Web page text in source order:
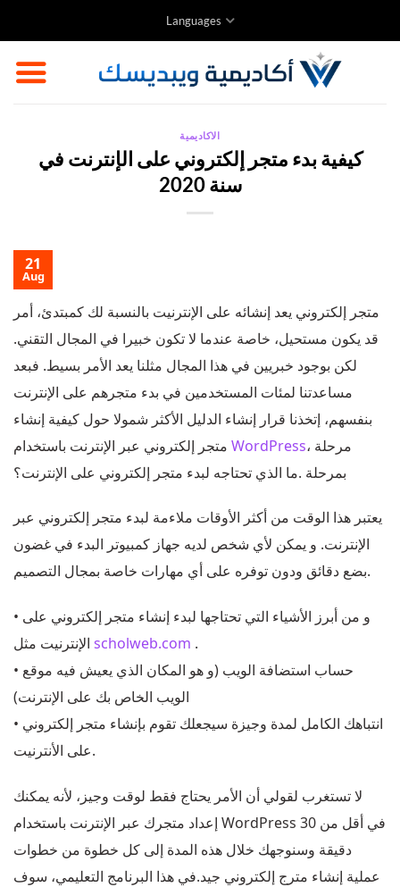
to
content
Languages
الاكاديمية
كيفية بدء متجر إلكتروني على الإنترنت في
سنة 2020
21
Aug
متجر إلكتروني يعد إنشائه على الإنترنيت بالنسبة لك كمبتدئ، أمر
قد يكون مستحيل، خاصة عندما لا تكون خبيرا في المجال التقني.
لكن بوجود خبريين في هذا المجال مثلنا يعد الأمر بسيط. فبعد
مساعدتنا لمئات المستخدمين في بدء متجرهم على الإنترنت
بنفسهم، إتخذنا قرار إنشاء الدليل الأكثر شمولا حول كيفية إنشاء
WordPress، مرحلة
بمرحلة .ما الذي تحتاجه لبدء متجر إلكتروني على الإنترنت؟
يعتبر هذا الوقت من أكثر الأوقات ملاءمة لبدء متجر إلكتروني عبر
الإنترنت. و يمكن لأي شخص لديه جهاز كمبيوتر البدء في غضون
بضع دقائق ودون توفره على أي مهارات خاصة بمجال التصميم.
• و من أبرز الأشياء التي تحتاجها لبدء إنشاء متجر إلكتروني على
scholweb.com .
• حساب استضافة الويب (و هو المكان الذي يعيش فيه موقع
الويب الخاص بك على الإنترنت)
• انتباهك الكامل لمدة وجيزة سيجعلك تقوم بإنشاء متجر إلكتروني
على الأنترنيت.
لا تستغرب لقولي أن الأمر يحتاج فقط لوقت وجيز، لأنه يمكنك
إعداد متجرك عبر الإنترنت باستخدام WordPress في أقل من 30
دقيقة وسنوجهك خلال هذه المدة إلى كل خطوة من خطوات
عملية إنشاء مترج إلكتروني جيد.في هذا البرنامج التعليمي، سوف